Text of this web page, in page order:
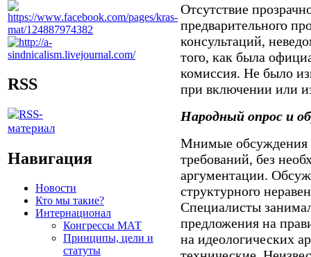
RSS
Навигация
Новости
Кто мы такие?
Интернационал
Конгрессы МАТ
Принципы, цели и
статуты
Отсутствие
предварительного
консультаций,
того, как была
комиссия. Не было
при включении или
Народный опрос и
Мнимые обсуждения
требований, без
аргументации.
структурного
Специалисты
предложения на
на идеологических